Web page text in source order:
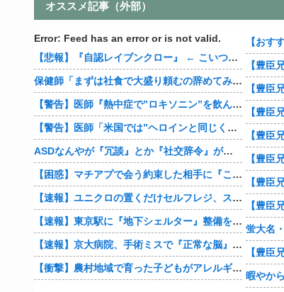
オススメ記事（外部）
Error: Feed has an error or is not valid.
【悲報】『自認レイブンクロー』 ← こいつらのタチ悪い率は異常
保健師「まずは社食で大盛り頼むの辞めてみます？」 ワイ「…食っちゃいけないものを売ってるのか？」
【警告】医師『熱中症で”ロキソニン”を飲んではいけない理由がこれ』
【警告】医師「米国では”ヘロインと同じくらいヤバい薬”が日本では平気で処方されてる」
ASDなんやが『冗談』とか『社交辞令』がマジでわからなくて怖い
【困惑】マチアプで会う約束した相手に『この返信』送ったらブロックされたんやが…
【速報】ユニクロの置くだけセルフレジ、スーパーにも導入へ
【速報】東京駅に『地下シェルター』整備を正式表明
【速報】京大病院、手術ミスで『正常な脳』を摘出 → 患者は自発呼吸不可能な植物状態に
【衝撃】農村地域で育った子どもがアレルギーやぜん息になりにくい『農場効果』を引き起こす細菌が判明
【豊臣
【豊臣
蛍大名
暇やか